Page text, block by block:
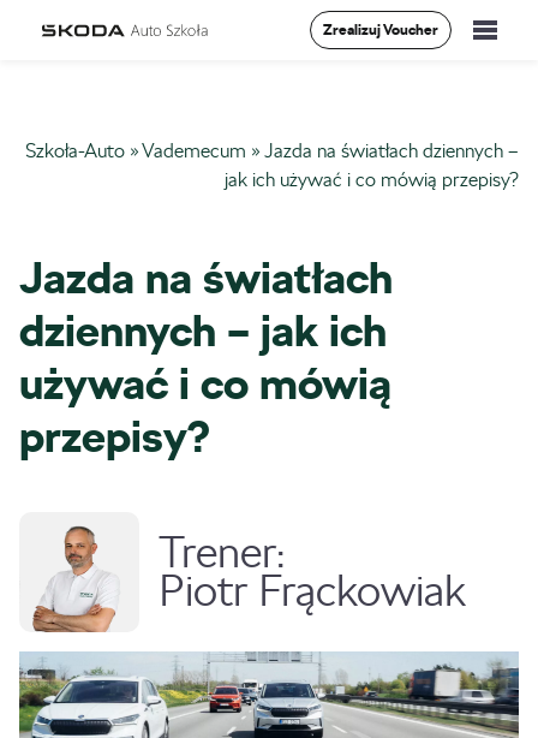
Zrealizuj Voucher
Vademecum
Aktualności
Kontakt
Szkoła-Auto »Vademecum » Jazda na światłach dziennych –
jak ich używać i co mówią przepisy?
Jazda na światłach
dziennych – jak ich
używać i co mówią
przepisy?
Trener:
Piotr Frąckowiak